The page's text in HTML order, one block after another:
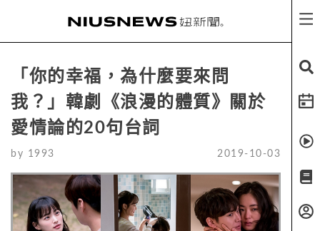
「你的幸福，為什麼要來問
我？」韓劇《浪漫的體質》關於
愛情論的20句台詞
by 1993 2019-10-03